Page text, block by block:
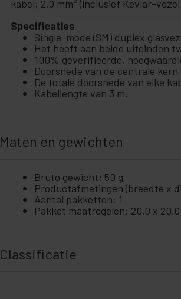
kabel: 2,0 mm² (inclusief Kevlar-
Specificaties
Single-mode (SM) duplex
Het heeft aan beide uiteinden
100% geverifieerde,
Doorsnede van de centrale
De totale doorsnede van elke
Kabellengte van 3 m.
Maten en gewichten
Bruto gewicht: 50 g
Productafmetingen (breedte x
Aantal pakketten: 1
Pakket maatregelen: 20.0 x 20.0
Classificatie